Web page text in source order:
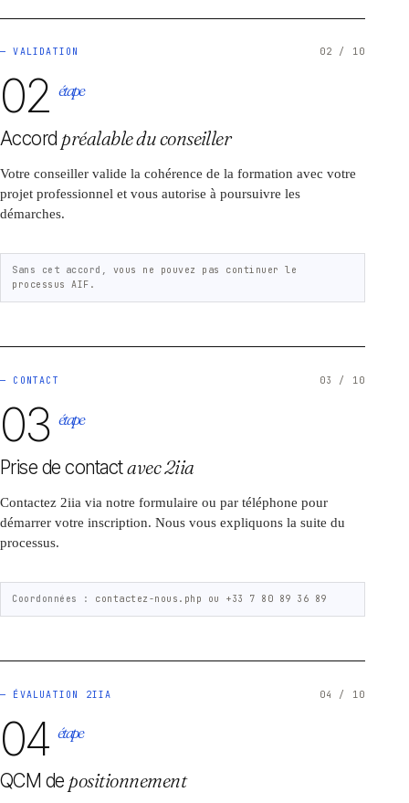
— VALIDATION 02 / 10
02 étape
Accord préalable du conseiller
Votre conseiller valide la cohérence de la formation avec votre
projet professionnel et vous autorise à poursuivre les
démarches.
Sans cet accord,
vous ne pouvez pas continuer le
processus AIF.
— CONTACT 03 / 10
03 étape
Prise de contactavec 2iia
Contactez 2iia via notre formulaire ou par téléphone pour
démarrer votre inscription. Nous vous expliquons la suite du
processus.
Coordonnées : contactez-nous.php ou +33 7 80 89 36 89
— ÉVALUATION 2IIA 04 / 10
04 étape
QCM de positionnement